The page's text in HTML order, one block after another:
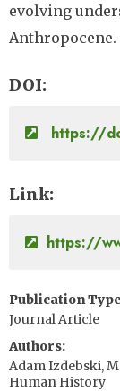
evolving
Anthropocene.
DOI
https://
Link
https://
Publication Type
Journal Article
Authors
Adam Izdebski,
Human History